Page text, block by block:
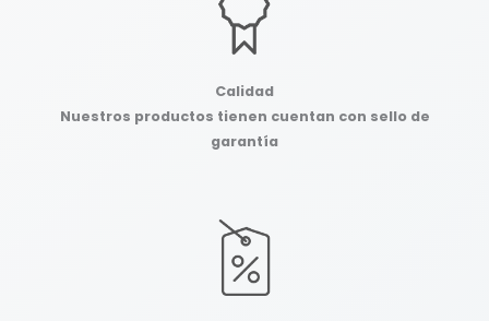
Calidad
Nuestros productos tienen cuentan con sello de
garantía